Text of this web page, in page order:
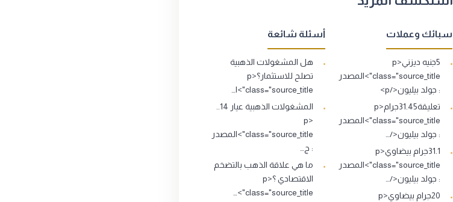
سبائك وعملات
5جنيه ديزني<p
class="source_title">المصدر
: جولد بيليون</p>
تعليقة31.45جرام<p
class="source_title">المصدر
: جولد بيليون</…
31.1جرام بيضاوي<p
class="source_title">المصدر
: جولد بيليون</…
20جرام بيضاوي<p
أسئلة شائعة
هل المشغولات الذهبية
تصلح للاستثمار؟<p
class="source_title">ا…
<p
class="source_title">المصدر
: ج…
ما هي علاقة الذهب بالتضخم
الاقتصادي ؟<p
class="source_title">…